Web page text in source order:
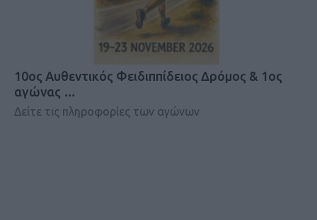
10ος Αυθεντικός Φειδιππίδειος Δρόμος & 1ος
αγώνας …
Δείτε τις πληροφορίες των αγώνων